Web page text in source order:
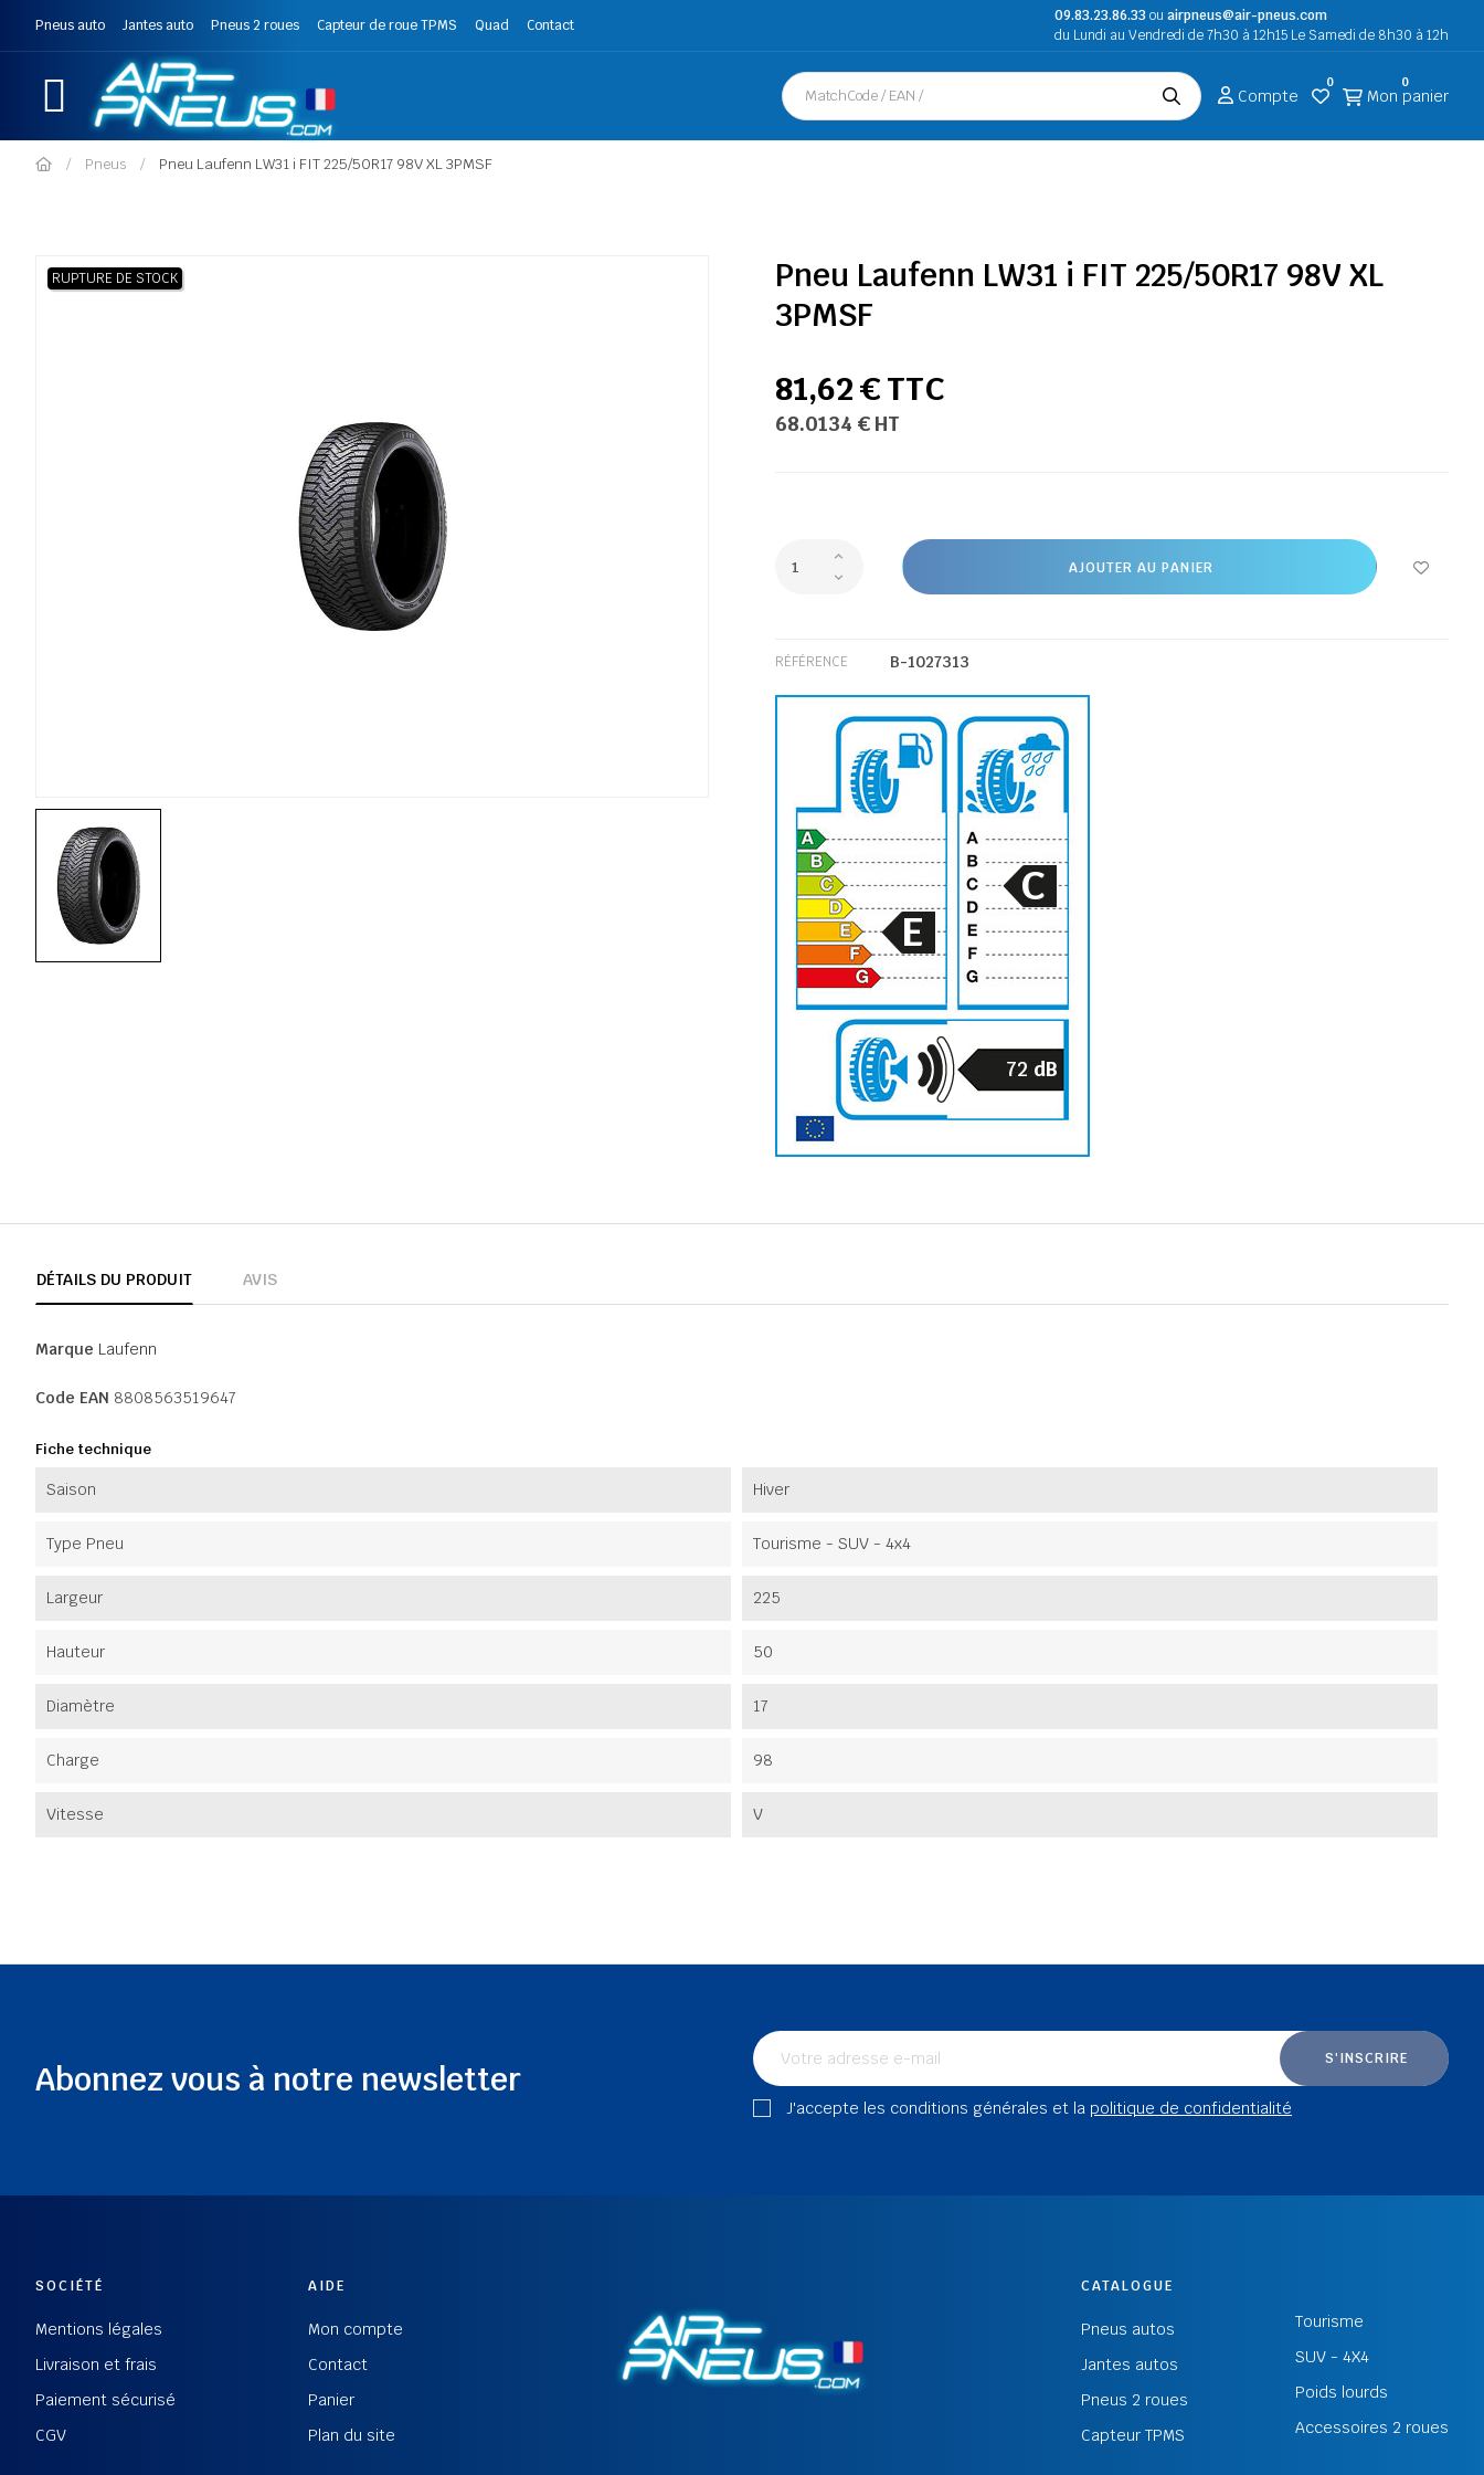
Pneus auto Jantes auto Pneus 2 roues Capteur de roue TPMS Quad Contact
09.83.23.86.33ou airpneus@air-pneus.com
du Lundi au Vendredi de 7h30 à 12h15 Le Samedi de 8h30 à 12h
Compte
0
Mon panier
0
Pneus Pneu Laufenn LW31 i FIT 225/50R17 98V XL 3PMSF
RUPTURE DE STOCK
Pneu Laufenn LW31 i FIT 225/50R17 98V XL
3PMSF
81,62 € TTC
68.0134 € HT
AJOUTER AU PANIER
RÉFÉRENCE B-1027313
E
C
72 dB
DÉTAILS DU PRODUIT AVIS
Marque Laufenn
Code EAN 8808563519647
Fiche technique
Saison Hiver
Type Pneu Tourisme - SUV - 4x4
Largeur 225
Hauteur 50
Diamètre 17
Charge 98
Vitesse V
Abonnez vous à notre newsletter
S'INSCRIRE
J'accepte les conditions générales et la politique de confidentialité
SOCIÉTÉ
Mentions légales
Livraison et frais
Paiement sécurisé
CGV
AIDE
Mon compte
Contact
Panier
Plan du site
CATALOGUE
Pneus autos
Jantes autos
Pneus 2 roues
Capteur TPMS
Tourisme
SUV - 4X4
Poids lourds
Accessoires 2 roues